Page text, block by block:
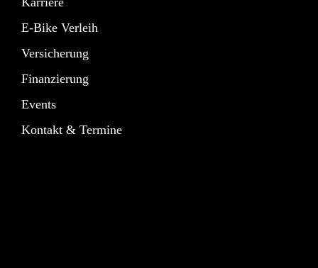
E-Bike Verleih
Versicherung
Finanzierung
Events
Kontakt & Termine